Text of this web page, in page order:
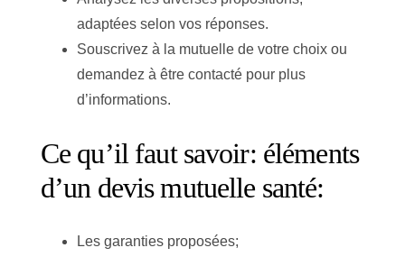
adaptées selon vos réponses.
Souscrivez à la mutuelle de votre choix ou
demandez à être contacté pour plus
d’informations.
Ce qu’il faut savoir: éléments
d’un devis mutuelle santé:
Les garanties proposées;